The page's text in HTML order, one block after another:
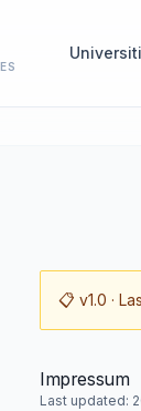
📋 v1.0 ·
Impressum
Last updated: